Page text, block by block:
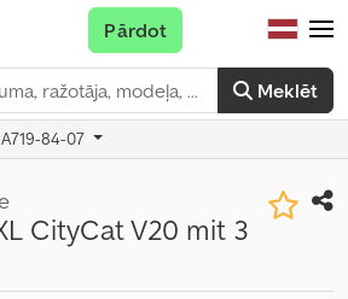
Meklēt
Pārdot
84-07
CityCat V20 mit 3